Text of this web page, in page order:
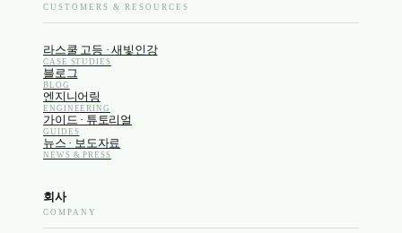
CUSTOMERS & RESOURCES
라스쿨 고등 · 새빛인강
CASE STUDIES
블로그
BLOG
엔지니어링
ENGINEERING
가이드 · 튜토리얼
GUIDES
뉴스 · 보도자료
NEWS & PRESS
회사
COMPANY